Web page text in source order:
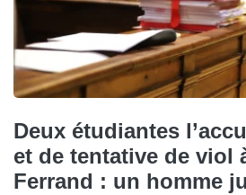
Deux étudiantes
et de tentative de viol
Ferrand : un homme